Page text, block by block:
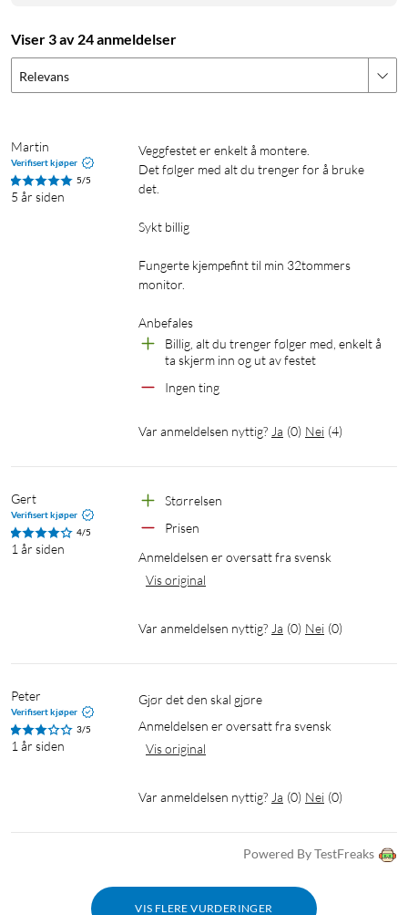
Viser 3 av 24 anmeldelser
Relevans
Martin
Verifisert kjøper
5/5
5 år siden
Veggfestet er enkelt å montere.
Det følger med alt du trenger for å bruke
det.
Sykt billig
Fungerte kjempefint til min 32tommers
monitor.
Anbefales
Billig, alt du trenger følger med, enkelt å
ta skjerm inn og ut av festet
Ingen ting
Var anmeldelsen nyttig? Ja (0) Nei (4)
Gert
Verifisert kjøper
4/5
1 år siden
Størrelsen
Prisen
Anmeldelsen er oversatt fra svensk
Vis original
Var anmeldelsen nyttig? Ja (0) Nei (0)
Peter
Verifisert kjøper
3/5
1 år siden
Gjør det den skal gjøre
Anmeldelsen er oversatt fra svensk
Vis original
Var anmeldelsen nyttig? Ja (0) Nei (0)
Powered By TestFreaks
VIS FLERE VURDERINGER